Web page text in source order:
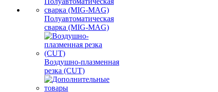
Полуавтоматическая
сварка (MIG-MAG)
Воздушно-плазменная
резка (CUT)